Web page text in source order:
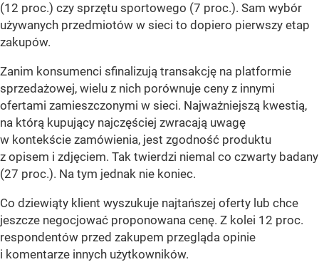
(12 proc.) czy sprzętu sportowego (7 proc.). Sam wybór
używanych przedmiotów w sieci to dopiero pierwszy etap
zakupów.
Zanim konsumenci sfinalizują transakcję na platformie
sprzedażowej, wielu z nich porównuje ceny z innymi
ofertami zamieszczonymi w sieci. Najważniejszą kwestią,
na którą kupujący najczęściej zwracają uwagę
w kontekście zamówienia, jest zgodność produktu
z opisem i zdjęciem. Tak twierdzi niemal co czwarty badany
(27 proc.). Na tym jednak nie koniec.
Co dziewiąty klient wyszukuje najtańszej oferty lub chce
jeszcze negocjować proponowana cenę. Z kolei 12 proc.
respondentów przed zakupem przegląda opinie
i komentarze innych użytkowników.